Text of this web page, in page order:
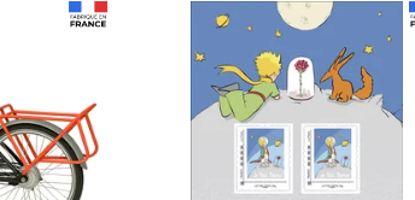
Prix 7,50€